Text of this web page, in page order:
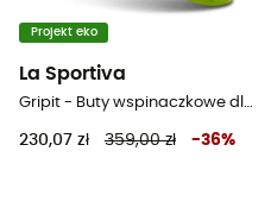
Projekt eko
La Sportiva
Gripit - Buty wspinaczkowe dla dzieci
230,07 zł 359,00 zł -36%